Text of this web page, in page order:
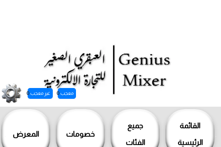
القائمة
الرئيسية
جميع
الفئات
خصومات المعرض
معجب 0 غير معجب 0
تخطي